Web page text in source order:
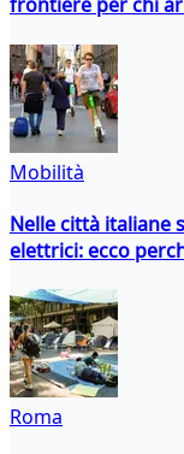
frontiere per chi
Mobilità
Nelle città italiane
elettrici: ecco
Roma